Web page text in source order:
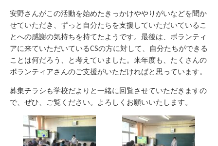
安野さんがこの活動を始めたきっかけややりがいなどを聞か
せていただき、ずっと自分たちを支援していただいているこ
とへの感謝の気持ちを持てたようです。最後は、ボランティ
アに来ていただいているCSの方に対して、自分たちができる
ことは何だろう、と考えていました。来年度も、たくさんの
ボランティアさんのご支援がいただければと思っています。
募集チラシも学校だよりと一緒に回覧させていただきますの
で、ぜひ、ご覧ください。よろしくお願いいたします。